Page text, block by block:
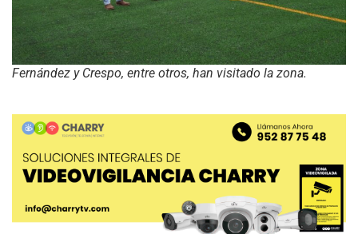
Fernández y Crespo, entre otros, han visitado la zona.